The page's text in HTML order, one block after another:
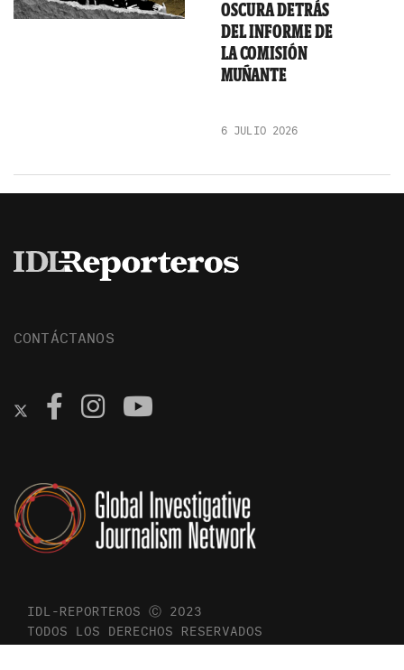
OSCURA DETRÁS
DEL INFORME DE
LA COMISIÓN
MUÑANTE
6 JULIO 2026
CONTÁCTANOS
IDL-REPORTEROS Ⓒ 2023
TODOS LOS DERECHOS RESERVADOS